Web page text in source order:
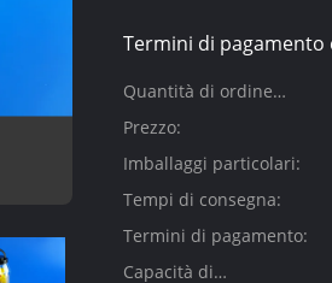
Termini di pagamento
Quantità di ordine
minimo:
Prezzo:
Imballaggi particolari:
Tempi di consegna:
Termini di pagamento:
Capacità di